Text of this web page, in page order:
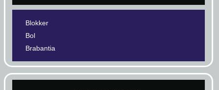
Blokker
Bol
Brabantia